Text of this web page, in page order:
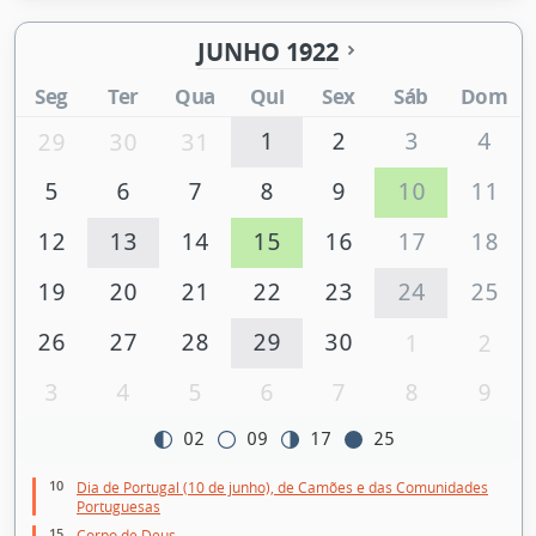
JUNHO 1922
Seg Ter Qua Qui Sex Sáb Dom
29 30 31 1 2 3
4
5
6 7 8 9 10
11
12
13 14 15 16 17
18
19
20 21 22 23 24
25
26
27 28 29 30 1
2
3
4 5 6 7 8 9
02 09 17 25
10
Dia de Portugal (10 de junho), de Camões e das Comunidades
Portuguesas